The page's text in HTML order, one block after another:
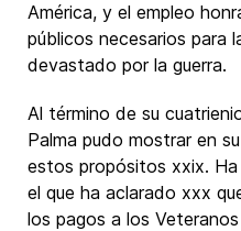
América, y el empleo
públicos necesarios para
devastado por la guerra.
Al término de su
Palma pudo mostrar en
estos propósitos xxix.
el que ha aclarado xxx
los pagos a los